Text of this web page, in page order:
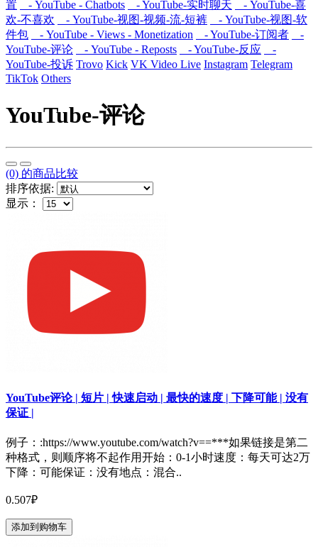
置
- YouTube - Chatbots - YouTube-实时聊天
- YouTube-喜
欢-不喜欢
- YouTube-视图-视频-流-短裤
- YouTube-视图-软
件包
- YouTube - Views - Monetization - YouTube-订阅者
-
YouTube-评论
- YouTube - Reposts - YouTube-反应
-
YouTube-投诉 Trovo Kick VK Video Live Instagram Telegram
TikTok Others
YouTube-评论
(0) 的商品比较
排序依据:
显示：
YouTube评论 | 短片 | 快速启动 | 最快的速度 | 下降可能 | 没有
保证 |
例子：:https://www.youtube.com/watch?v==***如果链接是第二
种格式，则顺序将不起作用开始：0-1小时速度：每天可达2万
下降：可能保证：没有地点：混合..
0.507₽
添加到购物车